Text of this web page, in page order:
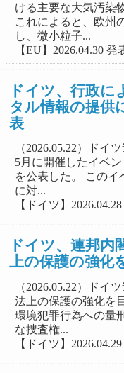
ける主要な大気汚染
これによると、欧州
し、微小粒子...
【EU】2026.04.30 発
ドイツ、行政
タル情報の提供
表
（2026.05.22）ドイ
5月に開催したイベン
を公表した。 この
に対...
【ドイツ】
ドイツ、連邦内
上の保護の強化
（2026.05.22）ドイ
法上の保護の強化を
環境犯罪行為への量
な捜査権...
【ドイツ】